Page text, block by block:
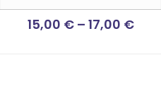
15,00 € – 17,00 €